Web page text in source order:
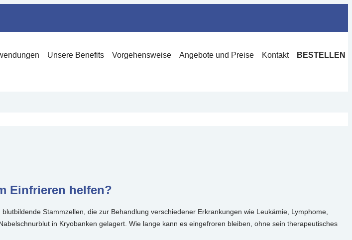
Unsere Benefits Vorgehensweise Angebote und Preise Kontakt BESTELLEN
Einfrieren helfen?
Stammzellen, die zur Behandlung verschiedener Erkrankungen wie Leukämie, Lymphome,
in Kryobanken gelagert. Wie lange kann es eingefroren bleiben, ohne sein therapeutisches